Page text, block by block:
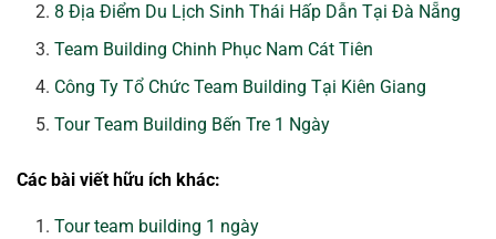
8 Địa Điểm Du Lịch Sinh Thái Hấp Dẫn Tại Đà Nẵng
Team Building Chinh Phục Nam Cát Tiên
Công Ty Tổ Chức Team Building Tại Kiên Giang
Tour Team Building Bến Tre 1 Ngày
Các bài viết hữu ích khác:
Tour team building 1 ngày